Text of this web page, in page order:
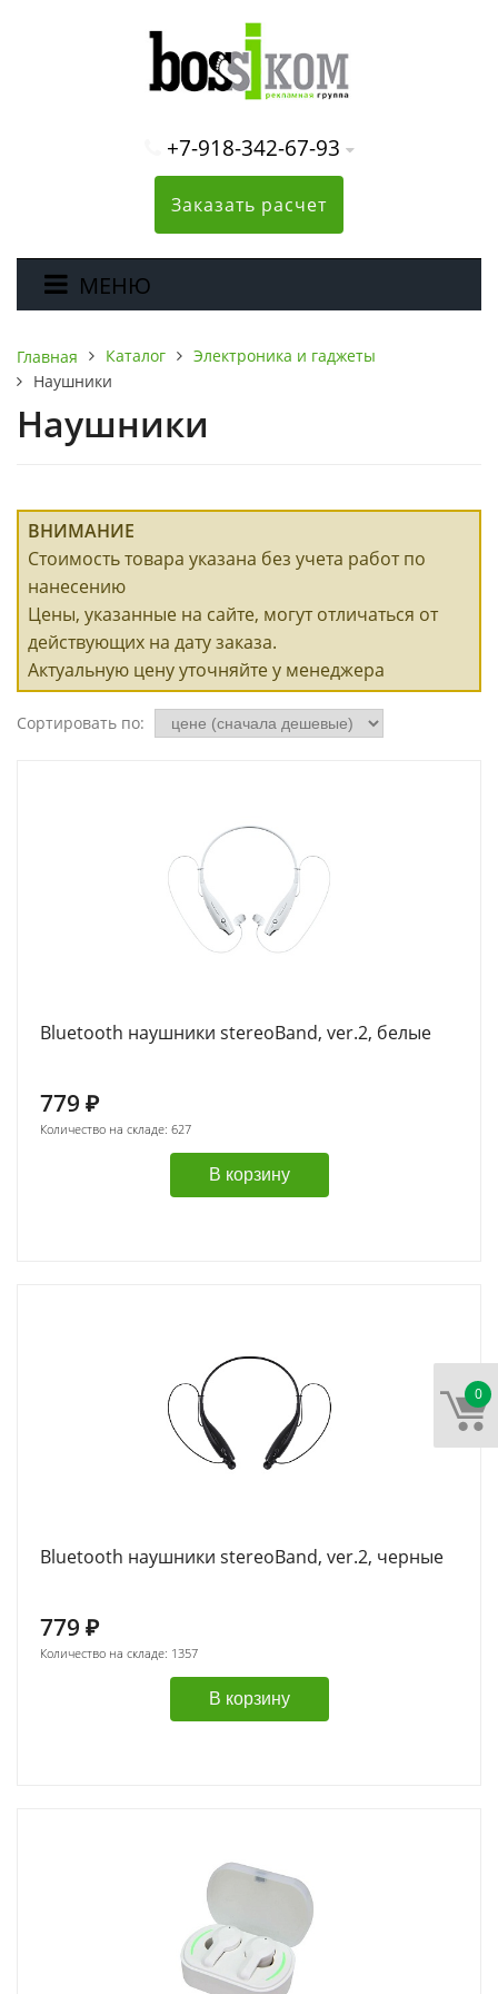
+7-918-342-67-93
Заказать расчет
МЕНЮ
Главная Каталог
Электроника и гаджеты
Наушники
Наушники
ВНИМАНИЕ
Стоимость товара указана без учета работ по
нанесению
Цены, указанные на сайте, могут отличаться от
действующих на дату заказа.
Актуальную цену уточняйте у менеджера
0
Сортировать по:
Bluetooth наушники stereoBand, ver.2, белые
779 ₽
Количество на складе: 627
В корзину
Bluetooth наушники stereoBand, ver.2, черные
779 ₽
Количество на складе: 1357
В корзину